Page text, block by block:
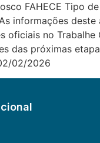
FAHECE Tipo
informações
oficiais no
das próximas
02/2026